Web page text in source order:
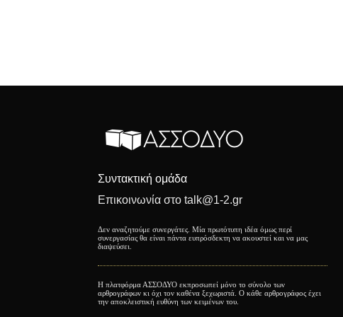
Συντακτική ομάδα
Επικοινωνία στο talk@1-2.gr
Δεν αναζητούμε συνεργάτες. Μία πρωτότυπη ιδέα όμως περί
συνεργασίας θα είναι πάντα ευπρόσδεκτη να ακουστεί και να μας
διαψεύσει.
Η πλατφόρμα ΑΣΣΟΔΥΟ εκπροσωπεί μόνο το σύνολο των
αρθρογράφων κι όχι τον καθένα ξεχωριστά. Ο κάθε αρθρογράφος έχει
την αποκλειστική ευθύνη των κειμένων του.